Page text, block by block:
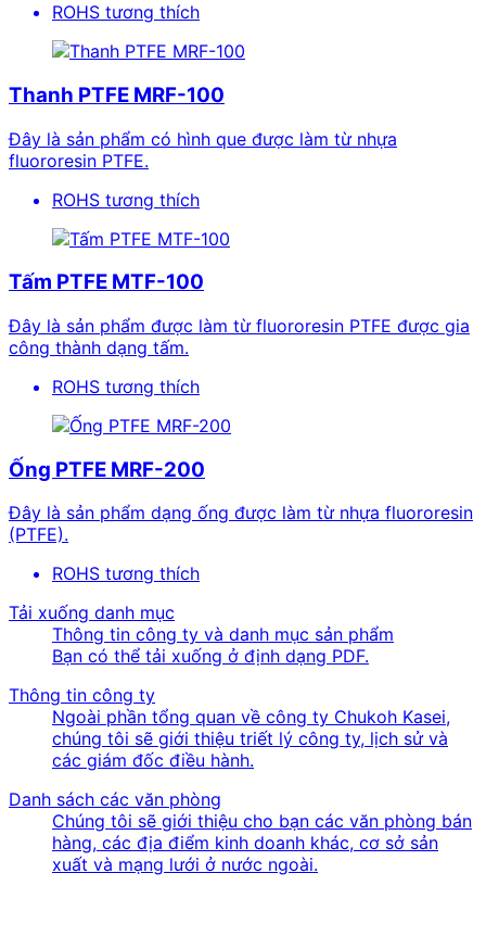
ROHS tương thích
Thanh PTFE MRF-100
Đây là sản phẩm có hình que được làm từ nhựa
fluororesin PTFE.
ROHS tương thích
Tấm PTFE MTF-100
Đây là sản phẩm được làm từ fluororesin PTFE được gia
công thành dạng tấm.
ROHS tương thích
Ống PTFE MRF-200
Đây là sản phẩm dạng ống được làm từ nhựa fluororesin
(PTFE).
ROHS tương thích
Tải xuống danh mục
Thông tin công ty và danh mục sản phẩm
Bạn có thể tải xuống ở định dạng PDF.
Thông tin công ty
Ngoài phần tổng quan về công ty Chukoh Kasei,
chúng tôi sẽ giới thiệu triết lý công ty, lịch sử và
các giám đốc điều hành.
Danh sách các văn phòng
Chúng tôi sẽ giới thiệu cho bạn các văn phòng bán
hàng, các địa điểm kinh doanh khác, cơ sở sản
xuất và mạng lưới ở nước ngoài.